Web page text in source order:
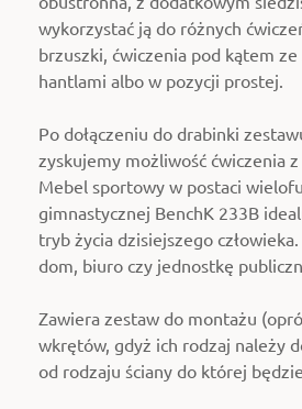
wykorzystać ją do różnych
brzuszki, ćwiczenia pod kątem
hantlami albo w pozycji prostej.
Po dołączeniu do drabinki
zyskujemy możliwość ćwiczenia z
Mebel sportowy w postaci
gimnastycznej BenchK 233B
tryb życia dzisiejszego
dom, biuro czy jednostkę
Zawiera zestaw do montażu
wkrętów, gdyż ich rodzaj należy
od rodzaju ściany do której